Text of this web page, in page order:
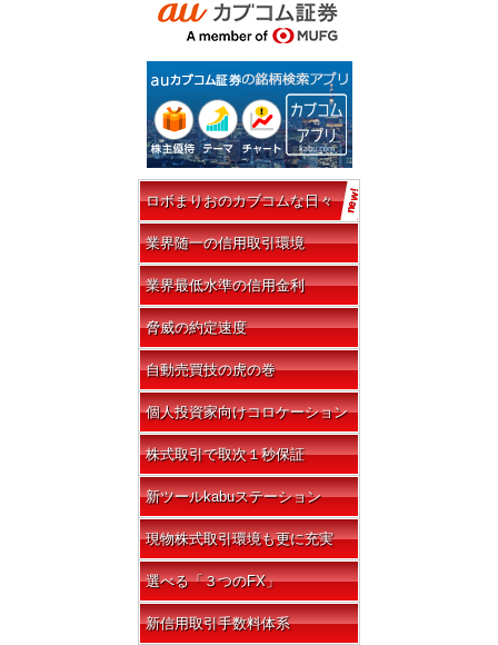
ロボまりおのカブコムな日々
業界随一の信用取引環境
業界最低水準の信用金利
脅威の約定速度
自動売買技の虎の巻
個人投資家向けコロケーション
株式取引で取次１秒保証
新ツールkabuステーション
現物株式取引環境も更に充実
選べる「３つのFX」
新信用取引手数料体系